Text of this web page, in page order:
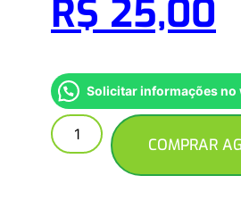
R$ 25,00
Solicitar informações no
COMPRAR